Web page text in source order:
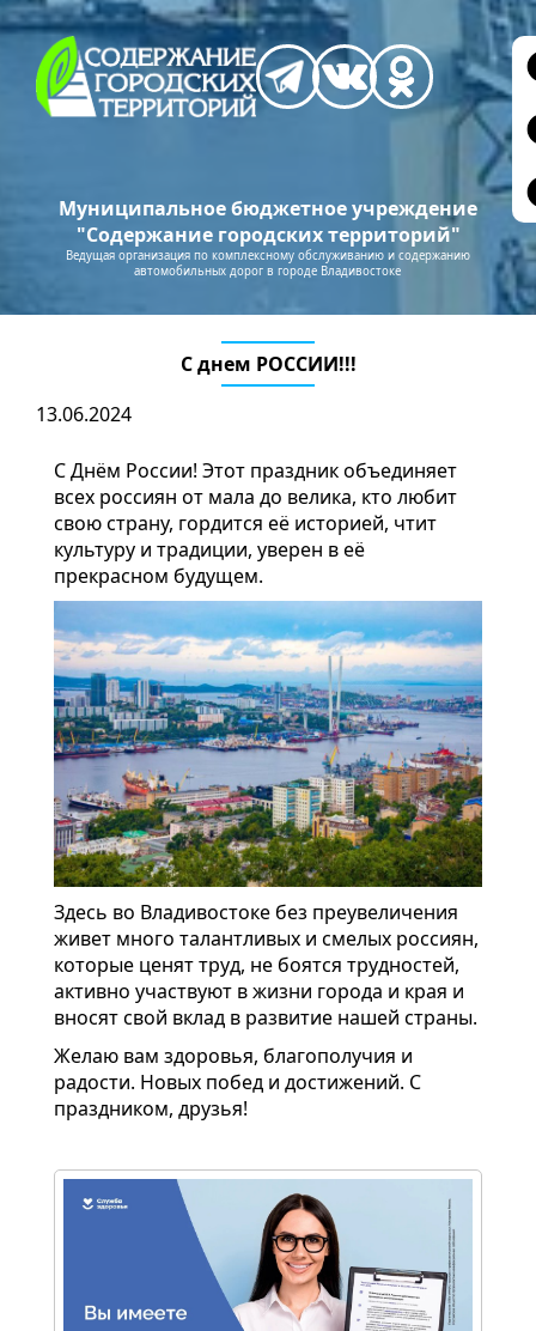
Муниципальное бюджетное учреждение
"Содержание городских территорий"
Ведущая организация по комплексному обслуживанию и содержанию
автомобильных дорог в городе Владивостоке
С днем РОССИИ!!!
13.06.2024
С Днём России! Этот праздник объединяет
всех россиян от мала до велика, кто любит
свою страну, гордится её историей, чтит
культуру и традиции, уверен в её
прекрасном будущем.
Здесь во Владивостоке без преувеличения
живет много талантливых и смелых россиян,
которые ценят труд, не боятся трудностей,
активно участвуют в жизни города и края и
вносят свой вклад в развитие нашей страны.
Желаю вам здоровья, благополучия и
радости. Новых побед и достижений. С
праздником, друзья!